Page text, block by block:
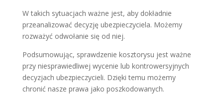
W takich sytuacjach ważne jest, aby dokładnie
przeanalizować decyzję ubezpieczyciela. Możemy
rozważyć odwołanie się od niej.
Podsumowując, sprawdzenie kosztorysu jest ważne
przy niesprawiedliwej wycenie lub kontrowersyjnych
decyzjach ubezpieczycieli. Dzięki temu możemy
chronić nasze prawa jako poszkodowanych.